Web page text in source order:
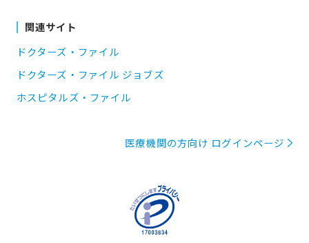
関連サイト
ドクターズ・ファイル
ドクターズ・ファイル ジョブズ
ホスピタルズ・ファイル
医療機関の方向け ログインページ